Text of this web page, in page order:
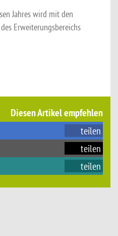
Jahres wird mit den
Erweiterungsbereichs
Diesen Artikel empfehlen
teilen
teilen
teilen